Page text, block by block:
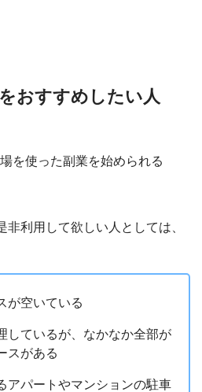
おすすめしたい人
を使った副業を始められる
非利用して欲しい人としては、
が空いている
しているが、なかなか全部が
スがある
アパートやマンションの駐車